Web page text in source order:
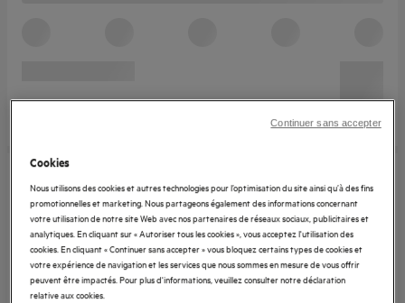
Cookies
Nous utilisons des cookies et autres technologies pour l’optimisation du site ainsi qu’à des fins
promotionnelles et marketing. Nous partageons également des informations concernant
votre utilisation de notre site Web avec nos partenaires de réseaux sociaux, publicitaires et
analytiques. En cliquant sur « Autoriser tous les cookies », vous acceptez l'utilisation des
cookies. En cliquant « Continuer sans accepter » vous bloquez certains types de cookies et
votre expérience de navigation et les services que nous sommes en mesure de vous offrir
peuvent être impactés. Pour plus d'informations, veuillez consulter notre déclaration
relative aux cookies.
Continuer sans accepter